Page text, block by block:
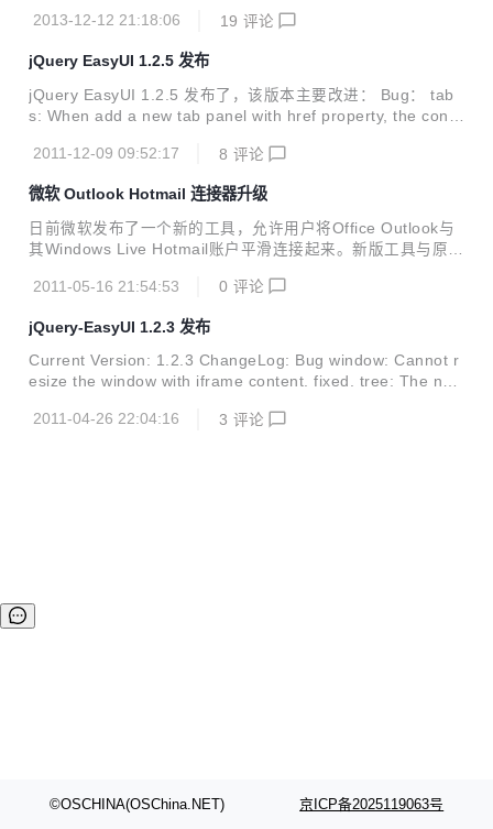
e 'isValid' method can not return boolean value. combo: C
combo components that have hidden drop-...
2013-12-12 21:18:06 19 评论
jQuery EasyUI 1.2.5 发布
jQuery EasyUI 1.2.5 发布了，该版本主要改进： Bug： tab
s: When add a new tab panel with href property, the conte
ethod to load form input with complex name. fixed. dragg
d. 改进： panel: The tools can...
2011-12-09 09:52:17 8 评论
微软 Outlook Hotmail 连接器升级
日前微软发布了一个新的工具，允许用户将Office Outlook与
其Windows Live Hotmail账户平滑连接起来。新版工具与原来
nnector for Outlook 2003, 2007 and 2010 32-bit Microsoft
干发送和接收问题被修复。 2、Outlook中的垃圾邮件过滤器
将Hotmail账户归入白名单。 3、修复一些挂起和崩溃的问
题。 4、修复了当与Outloo...
2011-05-16 21:54:53 0 评论
jQuery-EasyUI 1.2.3 发布
Current Version: 1.2.3 ChangeLog: Bug window: Cannot r
esize the window with iframe content. fixed. tree: The nod
grid: The onChange event fires multiple times. fixed. acco
2011-04-26 22:04:16 3 评论
©OSCHINA(OSChina.NET) 京ICP备2025119063号